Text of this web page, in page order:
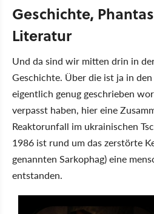
Geschichte,
Literatur
Und da sind wir mitten drin in
Geschichte. Über die ist ja in
eigentlich genug geschrieben
verpasst haben, hier eine
Reaktorunfall im ukrainischen
1986 ist rund um das zerstörte
genannten Sarkophag) eine
entstanden.